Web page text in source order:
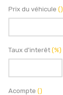
Prix du véhicule ()
Taux d'interêt (%)
Acompte ()